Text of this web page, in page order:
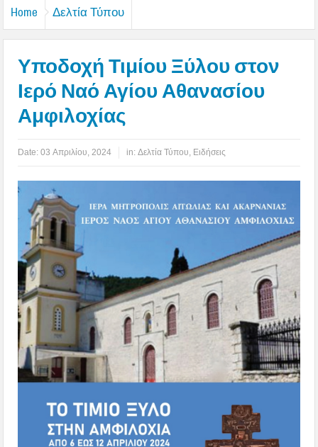
Home Δελτία Τύπου
Υποδοχή Τιμίου Ξύλου στον
Ιερό Ναό Αγίου Αθανασίου
Αμφιλοχίας
Date:03 Απριλίου, 2024 in:Δελτία Τύπου Ειδήσεις